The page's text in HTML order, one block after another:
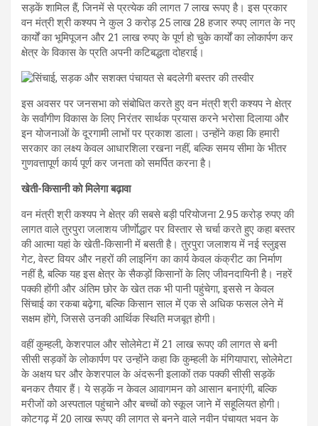
सड़कें शामिल हैं, जिनमें से प्रत्येक की लागत 7 लाख रूपए है। इस प्रकार
वन मंत्री श्री कश्यप ने कुल 3 करोड़ 25 लाख 28 हजार रुपए लागत के नए
कार्यों का भूमिपूजन और 21 लाख रुपए के पूर्ण हो चुके कार्यों का लोकार्पण कर
क्षेत्र के विकास के प्रति अपनी कटिबद्धता दोहराई।
इस अवसर पर जनसभा को संबोधित करते हुए वन मंत्री श्री कश्यप ने क्षेत्र
के सर्वांगीण विकास के लिए निरंतर सार्थक प्रयास करने भरोसा दिलाया और
इन योजनाओं के दूरगामी लाभों पर प्रकाश डाला। उन्होंने कहा कि हमारी
सरकार का लक्ष्य केवल आधारशिला रखना नहीं, बल्कि समय सीमा के भीतर
गुणवत्तापूर्ण कार्य पूर्ण कर जनता को समर्पित करना है।
खेती-किसानी को मिलेगा बढ़ावा
वन मंत्री श्री कश्यप ने क्षेत्र की सबसे बड़ी परियोजना 2.95 करोड़ रुपए की
लागत वाले तुरपुरा जलाशय जीर्णाेद्धार पर विस्तार से चर्चा करते हुए कहा बस्तर
की आत्मा यहां के खेती-किसानी में बसती है। तुरपुरा जलाशय में नई स्लुइस
गेट, वेस्ट वियर और नहरों की लाइनिंग का कार्य केवल कंक्रीट का निर्माण
नहीं है, बल्कि यह इस क्षेत्र के सैकड़ों किसानों के लिए जीवनदायिनी है। नहरें
पक्की होंगी और अंतिम छोर के खेत तक भी पानी पहुंचेगा, इससे न केवल
सिंचाई का रकबा बढ़ेगा, बल्कि किसान साल में एक से अधिक फसल लेने में
सक्षम होंगे, जिससे उनकी आर्थिक स्थिति मजबूत होगी।
वहीं कुम्हली, केशरपाल और सोलेमेटा में 21 लाख रूपए की लागत से बनी
सीसी सड़कों के लोकार्पण पर उन्होंने कहा कि कुम्हली के मंगियापारा, सोलेमेटा
के अक्षय घर और केशरपाल के अंदरूनी इलाकों तक पक्की सीसी सड़कें
बनकर तैयार हैं। ये सड़कें न केवल आवागमन को आसान बनाएंगी, बल्कि
मरीजों को अस्पताल पहुंचाने और बच्चों को स्कूल जाने में सहूलियत होगी।
कोटगढ़ में 20 लाख रूपए की लागत से बनने वाले नवीन पंचायत भवन के